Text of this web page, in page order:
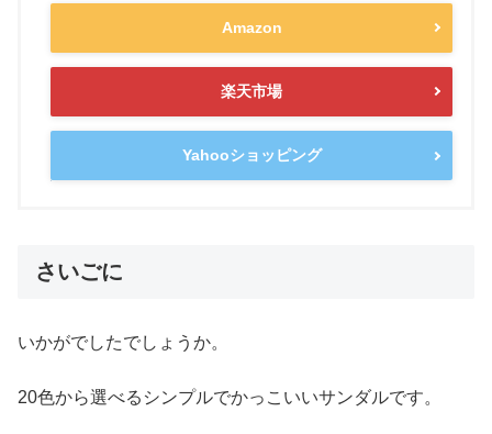
Amazon
楽天市場
Yahooショッピング
さいごに
いかがでしたでしょうか。
20色から選べるシンプルでかっこいいサンダルです。